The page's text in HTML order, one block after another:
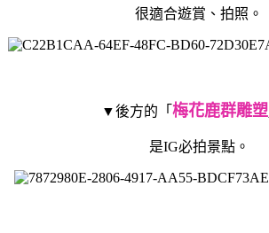
很適合遊賞、拍照。
▼後方的「 梅花鹿群雕塑
是IG必拍景點。